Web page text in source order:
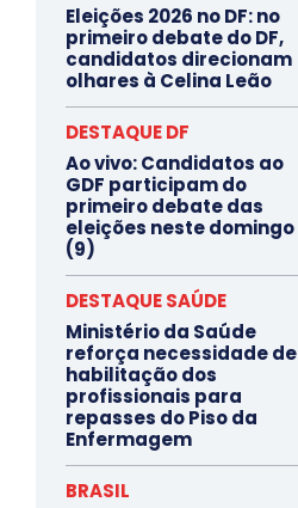
Eleições 2026 no DF: no
primeiro debate do DF,
candidatos direcionam
olhares à Celina Leão
DESTAQUE DF
Ao vivo: Candidatos ao
GDF participam do
primeiro debate das
eleições neste domingo
(9)
DESTAQUE SAÚDE
Ministério da Saúde
reforça necessidade de
habilitação dos
profissionais para
repasses do Piso da
Enfermagem
BRASIL